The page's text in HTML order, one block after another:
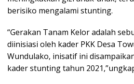
berisiko mengalami stunting.
“Gerakan Tanam Kelor adalah
diinisiasi oleh kader PKK Desa
Wundulako, inisatif ini
kader stunting tahun